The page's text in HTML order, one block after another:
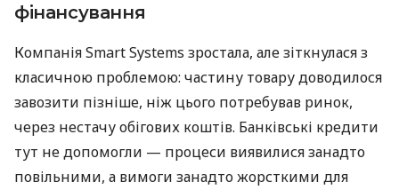
фінансування
Компанія Smart Systems зростала, але зіткнулася з
класичною проблемою: частину товару доводилося
завозити пізніше, ніж цього потребував ринок,
через нестачу обігових коштів. Банківські кредити
тут не допомогли — процеси виявилися занадто
повільними, а вимоги занадто жорсткими для